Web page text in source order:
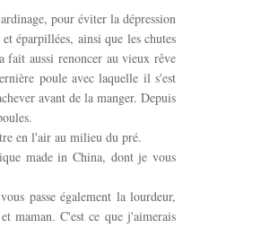
pour éviter la dépression
éparpillées, ainsi que les chutes
fait aussi renoncer au vieux rêve
poule avec laquelle il s'est
avant de la manger. Depuis
en l'air au milieu du pré.
made in China, dont je vous
passe également la lourdeur,
maman. C'est ce que j'aimerais